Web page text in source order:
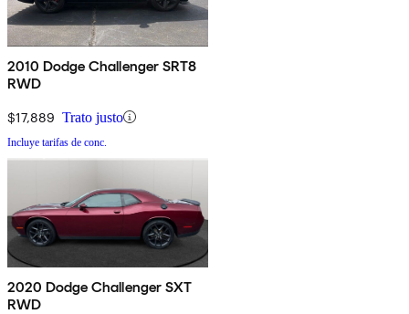
2010 Dodge Challenger SRT8
RWD
$17,889 Trato justo
Incluye tarifas de conc.
2020 Dodge Challenger SXT
RWD